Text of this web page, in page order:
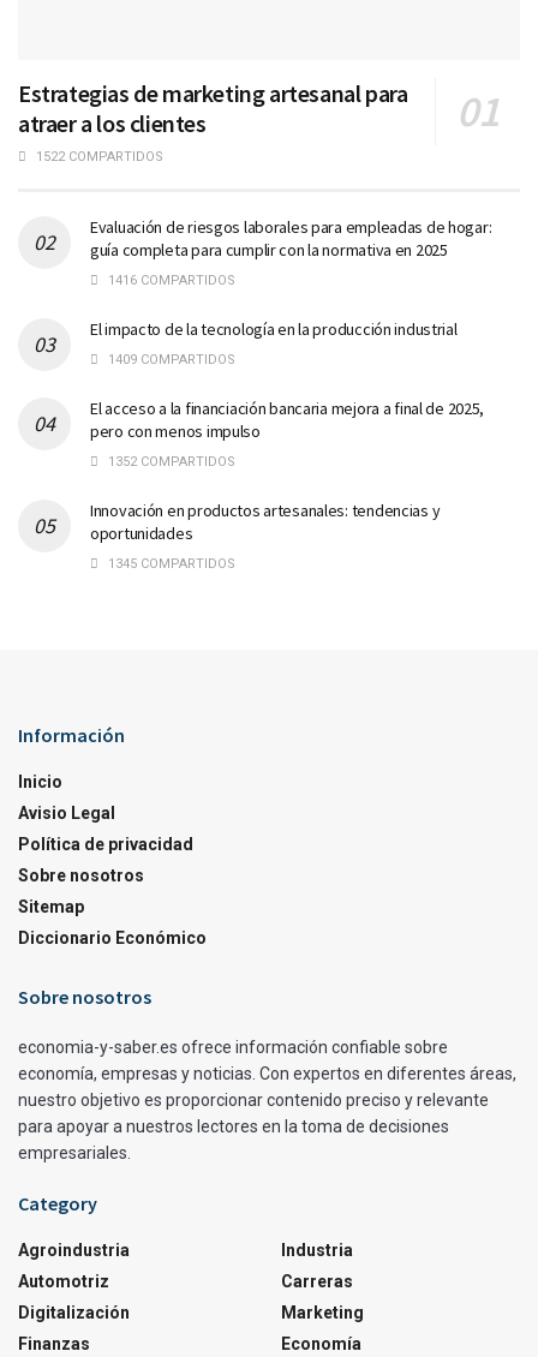
Estrategias de marketing artesanal para
atraer a los clientes
1522 COMPARTIDOS
Evaluación de riesgos laborales para empleadas de hogar:
guía completa para cumplir con la normativa en 2025
1416 COMPARTIDOS
El impacto de la tecnología en la producción industrial
1409 COMPARTIDOS
El acceso a la financiación bancaria mejora a final de 2025,
pero con menos impulso
1352 COMPARTIDOS
Innovación en productos artesanales: tendencias y
oportunidades
1345 COMPARTIDOS
Información
Inicio
Avisio Legal
Política de privacidad
Sobre nosotros
Sitemap
Diccionario Económico
Sobre nosotros
economia-y-saber.es ofrece información confiable sobre
economía, empresas y noticias. Con expertos en diferentes áreas,
nuestro objetivo es proporcionar contenido preciso y relevante
para apoyar a nuestros lectores en la toma de decisiones
empresariales.
Category
Agroindustria
Automotriz
Digitalización
Finanzas
Industria
Carreras
Marketing
Economía